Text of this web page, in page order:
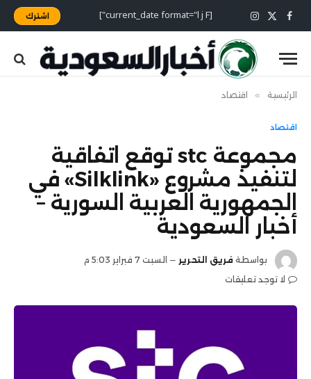
فيسبوك
X
(Twitter)
الانستغرام [current_date format="l j F"] اشترك
الرئيسية » اقتصاد
اقتصاد
مجموعة stc توقع اتفاقية
لتنفيذ مشروع «Silklink» في
الجمهورية العربية السورية –
أخبار السعودية
بواسطة فريق التحرير
السبت 7 فبراير 5:03 م
لا توجد تعليقات